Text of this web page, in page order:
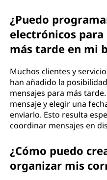
¿Puedo
electrónicos para
más tarde en mi
Muchos clientes y
han añadido la
mensajes para más
mensaje y elegir una
enviarlo. Esto resulta
coordinar mensajes en
¿Cómo puedo
organizar mis